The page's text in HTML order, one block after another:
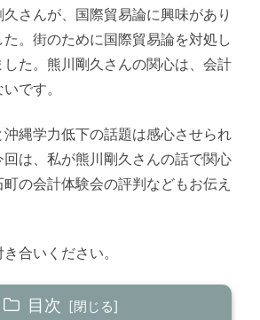
さんが、国際貿易論に興味があり
。街のために国際貿易論を対処し
た。熊川剛久さんの関心は、会計
です。
縄学力低下の話題は感心させられ
回は、私が熊川剛久さんの話で関心
の会計体験会の評判などもお伝え
合いください。
目次